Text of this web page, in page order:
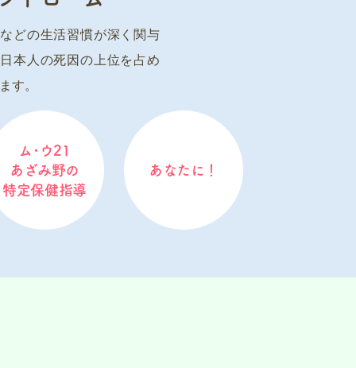
どの生活習慣が深く関与
本人の死因の上位を占め
す。
ム･ウ21
あざみ野の
特定保健指導
あなたに！